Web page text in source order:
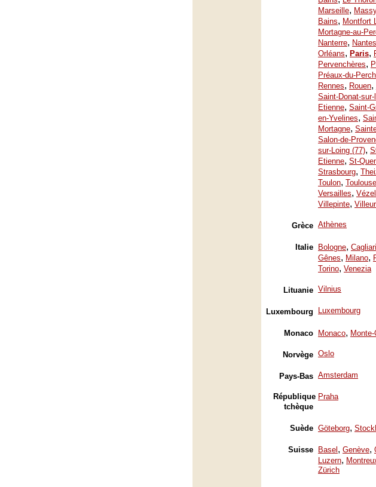
Marseille,
Bains, Montfort
Mortagne-au-
Nanterre, Nantes
Orléans, Paris,
Pervenchères,
Préaux-du-
Rennes, Rouen,
Saint-Donat-
Etienne, Saint-
en-Yvelines,
Mortagne,
Salon-de-
sur-Loing (77),
Etienne, St-
Strasbourg,
Toulon, Toulouse
Versailles,
Villepinte,
Grèce Athènes
Italie Bologne, Cagliari
Gênes, Milano,
Torino, Venezia
Lituanie Vilnius
Luxembourg Luxembourg
Monaco Monaco,
Norvège Oslo
Pays-Bas Amsterdam
République
tchèque
Praha
Suède Göteborg,
Suisse Basel , Genève,
Luzern,
Zürich